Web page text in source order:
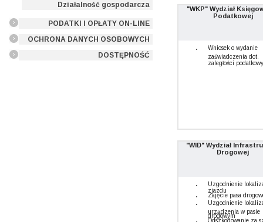
Działalność gospodarcza
PODATKI I OPŁATY ON-LINE
OCHRONA DANYCH OSOBOWYCH
DOSTĘPNOŚĆ
"WKP" Wydział
Podatkowej
Wniosek o wydanie
zaświadczenia dot.
zaległości
"WID" Wydział
Drogowej
Uzgodnienie
zjazdu
Zajęcie pasa
Uzgodnienie
urządzenia w pasie
drogowym
Odszkodowanie za